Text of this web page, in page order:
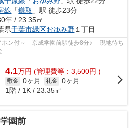
線 「鎌取 」駅 徒歩23分
年 / 23.35㎡
県千葉市緑区おゆみ野 １丁目
ホン付～ 京成学園前駅徒歩8分♪ 現地待ち
4.1万円 (管理費等：3,500円 )
敷金 0ヶ月 礼金 0ヶ月
1階 / 1K / 23.35㎡
園前